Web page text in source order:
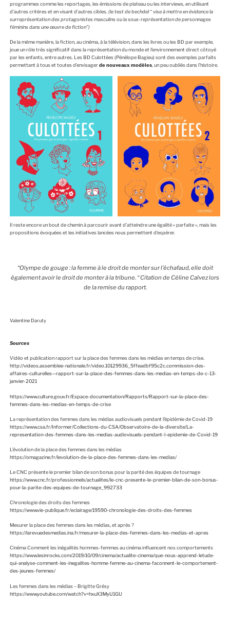
programmes comme les reportages, les émissions de plateau ou les interviews, en utilisant
d’autres critères et en visant d’autres cibles. (le test de bechdel “ vise à mettre en évidence la
surreprésentation des protagonistes masculins ou la sous-représentation de personnages
féminins dans une œuvre de fiction”)
De la même manière, la fiction, au cinéma, à la télévision, dans les livres ou les BD par exemple,
joue un rôle très significatif dans la représentation du monde et l’environnement direct côtoyé
par les enfants, entre autres. Les BD Culottées (Pénélope Bagieu) sont des exemples parfaits
permettant à tous et toutes d’envisagerde nouveaux modèles, un peu oubliés dans l’histoire.
Il reste encore un bout de chemin à parcourir avant d’atteindre une égalité « parfaite », mais les
propositions évoquées et les initiatives lancées nous permettent d’espérer.
“Olympe de gouge : la femme à le droit de monter sur l’échafaud, elle doit
également avoir le droit de monter à la tribune. “ Citation de Céline Calvez lors
de la remise du rapport.
Valentine Daruty
Sources
Vidéo et publication rapport sur la place des femmes dans les médias en temps de crise.
http://videos.assemblee-nationale.fr/video.10129936_5ffeadbf95c2c.commission-des-
affaires-culturelles—rapport-sur-la-place-des-femmes-dans-les-medias-en-temps-de-c-13-
janvier-2021
https://www.culture.gouv.fr/Espace-documentation/Rapports/Rapport-sur-la-place-des-
femmes-dans-les-medias-en-temps-de-crise
La représentation des femmes dans les médias audiovisuels pendant l’épidémie de Covid-19
https://www.csa.fr/Informer/Collections-du-CSA/Observatoire-de-la-diversite/La-
representation-des-femmes-dans-les-medias-audiovisuels-pendant-l-epidemie-de-Covid-19
L’évolution de la place des femmes dans les médias
https://omagazine.fr/levolution-de-la-place-des-femmes-dans-les-medias/
Le CNC présente le premier bilan de son bonus pour la parité des équipes de tournage
https://www.cnc.fr/professionnels/actualites/le-cnc-presente-le-premier-bilan-de-son-bonus-
pour-la-parite-des-equipes-de-tournage_992733
Chronologie des droits des femmes
https://www.vie-publique.fr/eclairage/19590-chronologie-des-droits-des-femmes
Mesurer la place des femmes dans les médias, et après ?
https://larevuedesmedias.ina.fr/mesurer-la-place-des-femmes-dans-les-medias-et-apres
Cinéma Comment les inégalités hommes-femmes au cinéma influencent nos comportements
https://www.lesinrocks.com/2019/10/09/cinema/actualite-cinema/que-nous-apprend-letude-
qui-analyse-comment-les-inegalites-homme-femme-au-cinema-faconnent-le-comportement-
des-jeunes-femmes/
Les femmes dans les médias – Brigitte Grésy
https://www.youtube.com/watch?v=hxuX3MyU1GU